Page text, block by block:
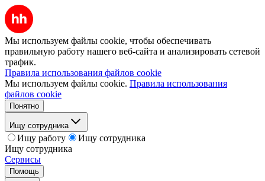
Мы используем файлы cookie, чтобы обеспечивать
правильную работу нашего веб-сайта и анализировать сетевой
трафик.
Правила использования файлов cookie
Мы используем файлы cookie. Правила использования
файлов cookie
Понятно
Ищу сотрудника
Ищу работу
Ищу сотрудника
Ищу сотрудника
Сервисы
Помощь